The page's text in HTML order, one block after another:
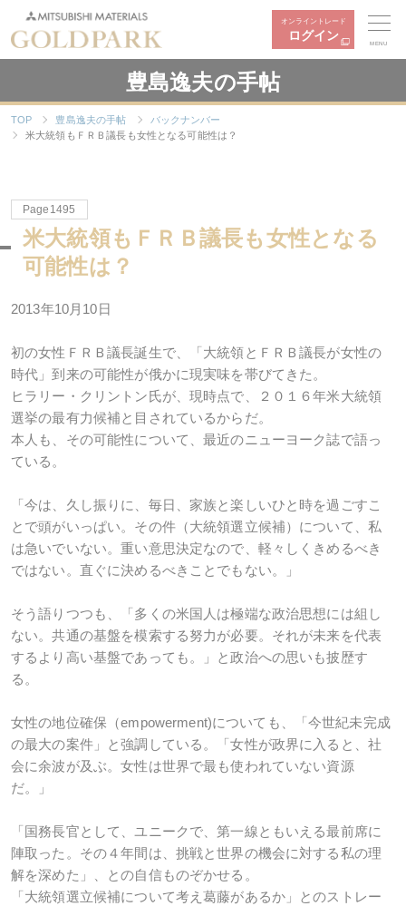
オンライントレード
ログイン
MENU
豊島逸夫の手帖
TOP 豊島逸夫の手帖
バックナンバー
米大統領もＦＲＢ議長も女性となる可能性は？
Page1495
米大統領もＦＲＢ議長も女性となる
可能性は？
2013年10月10日
初の女性ＦＲＢ議長誕生で、「大統領とＦＲＢ議長が女性の
時代」到来の可能性が俄かに現実味を帯びてきた。
ヒラリー・クリントン氏が、現時点で、２０１６年米大統領
選挙の最有力候補と目されているからだ。
本人も、その可能性について、最近のニューヨーク誌で語っ
ている。
「今は、久し振りに、毎日、家族と楽しいひと時を過ごすこ
とで頭がいっぱい。その件（大統領選立候補）について、私
は急いでいない。重い意思決定なので、軽々しくきめるべき
ではない。直ぐに決めるべきことでもない。」
そう語りつつも、「多くの米国人は極端な政治思想には組し
ない。共通の基盤を模索する努力が必要。それが未来を代表
するより高い基盤であっても。」と政治への思いも披歴す
る。
女性の地位確保（empowerment)についても、「今世紀未完成
の最大の案件」と強調している。「女性が政界に入ると、社
会に余波が及ぶ。女性は世界で最も使われていない資源
だ。」
「国務長官として、ユニークで、第一線ともいえる最前席に
陣取った。その４年間は、挑戦と世界の機会に対する私の理
解を深めた」、との自信ものぞかせる。
「大統領選立候補について考え葛藤があるか」とのストレー